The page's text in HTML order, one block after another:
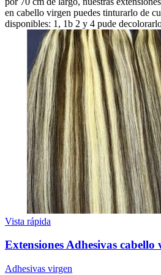
en cabello virgen puedes tinturarlo de
disponibles: 1, 1b 2 y 4 pude
Vista rápida
Extensiones Adhesivas cabello
Adhesivas virgen